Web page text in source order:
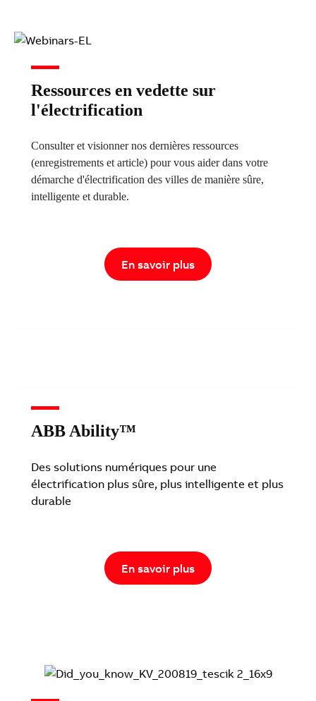
Ressources en vedette sur
l'électrification
Consulter et visionner nos dernières ressources
(enregistrements et article) pour vous aider dans votre
démarche d'électrification des villes de manière sûre,
intelligente et durable.
En savoir plus
ABB Ability™
Des solutions numériques pour une
électrification plus sûre, plus intelligente et plus
durable
En savoir plus